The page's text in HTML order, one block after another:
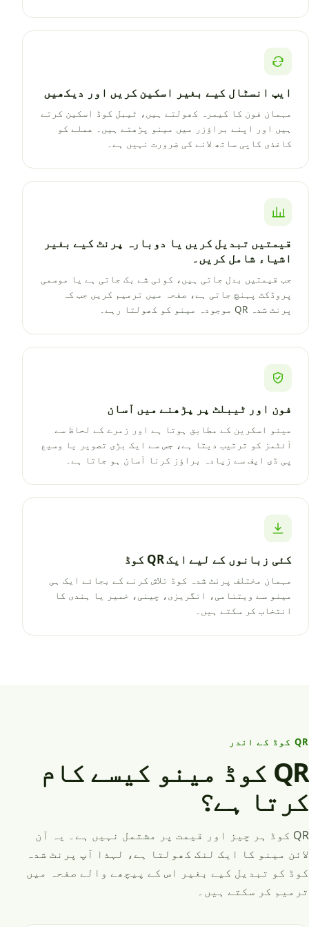
ایپ انسٹال کیے بغیر اسکین کریں اور دیکھیں
مہمان فون کا کیمرہ کھولتے ہیں، ٹیبل کوڈ اسکین کرتے
ہیں اور اپنے براؤزر میں مینو پڑھتے ہیں۔ عملے کو
کاغذی کاپی ساتھ لانے کی ضرورت نہیں ہے۔
قیمتیں تبدیل کریں یا دوبارہ پرنٹ کیے بغیر
اشیاء شامل کریں۔
جب قیمتیں بدل جاتی ہیں، کوئی شے بک جاتی ہے یا موسمی
پروڈکٹ پہنچ جاتی ہے، صفحہ میں ترمیم کریں جب کہ
پرنٹ شدہ QR موجودہ مینو کو کھولتا رہے۔
فون اور ٹیبلٹ پر پڑھنے میں آسان
مینو اسکرین کے مطابق ہوتا ہے اور زمرے کے لحاظ سے
آئٹمز کو ترتیب دیتا ہے، جس سے ایک بڑی تصویر یا وسیع
پی ڈی ایف سے زیادہ براؤز کرنا آسان ہو جاتا ہے۔
کئی زبانوں کے لیے ایک QR کوڈ
مہمان مختلف پرنٹ شدہ کوڈ تلاش کرنے کے بجائے ایک ہی
مینو سے ویتنامی، انگریزی، چینی، خمیر یا ہندی کا
انتخاب کر سکتے ہیں۔
QR کوڈ کے اندر
QR کوڈ مینو کیسے کام
کرتا ہے؟
QR کوڈ ہر چیز اور قیمت پر مشتمل نہیں ہے۔ یہ آن
لائن مینو کا ایک لنک کھولتا ہے، لہذا آپ پرنٹ شدہ
کوڈ کو تبدیل کیے بغیر اس کے پیچھے والے صفحہ میں
ترمیم کر سکتے ہیں۔